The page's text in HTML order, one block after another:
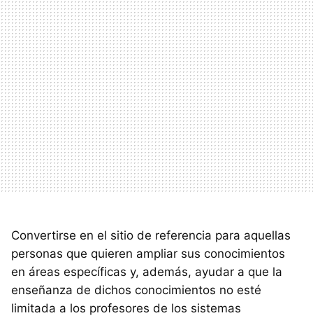
Convertirse en el sitio de referencia para aquellas
personas que quieren ampliar sus conocimientos
en áreas específicas y, además, ayudar a que la
enseñanza de dichos conocimientos no esté
limitada a los profesores de los sistemas